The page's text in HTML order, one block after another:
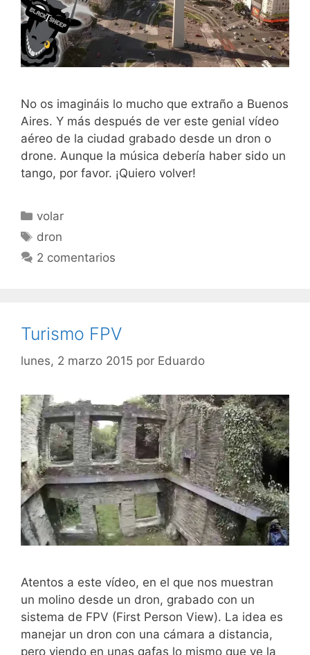
No os imagináis lo mucho que extraño a Buenos
Aires. Y más después de ver este genial vídeo
aéreo de la ciudad grabado desde un dron o
drone. Aunque la música debería haber sido un
tango, por favor. ¡Quiero volver!
Categorías
volar
Etiquetas
dron
2 comentarios
Turismo FPV
lunes, 2 marzo 2015 por Eduardo
Atentos a este vídeo, en el que nos muestran
un molino desde un dron, grabado con un
sistema de FPV (First Person View). La idea es
manejar un dron con una cámara a distancia,
pero viendo en unas gafas lo mismo que ve la